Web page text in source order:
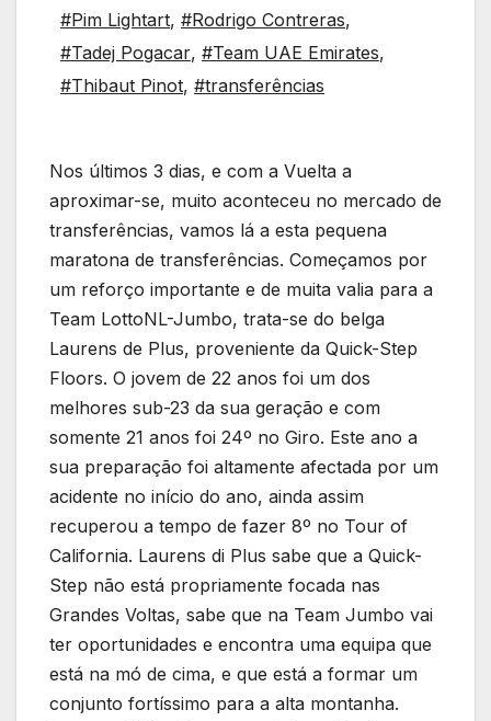
#Pim Lightart, #Rodrigo Contreras,
#Tadej Pogacar, #Team UAE Emirates,
#Thibaut Pinot, #transferências
Nos últimos 3 dias, e com a Vuelta a
aproximar-se, muito aconteceu no mercado de
transferências, vamos lá a esta pequena
maratona de transferências. Começamos por
um reforço importante e de muita valia para a
Team LottoNL-Jumbo, trata-se do belga
Laurens de Plus, proveniente da Quick-Step
Floors. O jovem de 22 anos foi um dos
melhores sub-23 da sua geração e com
somente 21 anos foi 24º no Giro. Este ano a
sua preparação foi altamente afectada por um
acidente no início do ano, ainda assim
recuperou a tempo de fazer 8º no Tour of
California. Laurens di Plus sabe que a Quick-
Step não está propriamente focada nas
Grandes Voltas, sabe que na Team Jumbo vai
ter oportunidades e encontra uma equipa que
está na mó de cima, e que está a formar um
conjunto fortíssimo para a alta montanha.